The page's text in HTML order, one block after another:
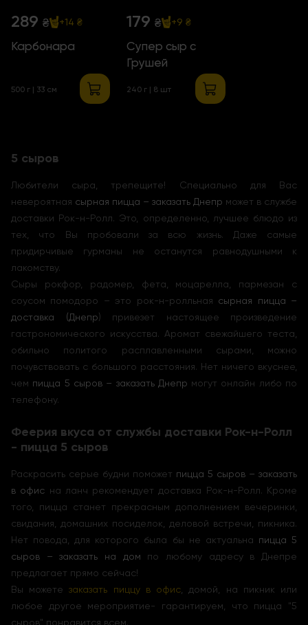
289 ₴ +14 ₴
Карбонара
500 г | 33 см
179 ₴ +9 ₴
Супер сыр с
Грушей
240 г | 8 шт
5 сыров
Любители сыра, трепещите! Специально для Вас
невероятная сырная пицца – заказать Днепр может в службе
доставки Рок-н-Ролл. Это, определенно, лучшее блюдо из
тех, что Вы пробовали за всю жизнь. Даже самые
придирчивые гурманы не останутся равнодушными к
лакомству.
Сыры рокфор, радомер, фета, моцарелла, пармезан с
соусом помодоро – это рок-н-ролльная сырная пицца –
доставка (Днепр) привезет настоящее произведение
гастрономического искусства. Аромат свежайшего теста,
обильно политого расплавленными сырами, можно
почувствовать с большого расстояния. Нет ничего вкуснее,
чем пицца 5 сыров – заказать Днепр могут онлайн либо по
телефону.
Феерия вкуса от службы доставки Рок-н-Ролл
- пицца 5 сыров
Раскрасить серые будни поможет пицца 5 сыров – заказать
в офис на ланч рекомендует доставка Рок-н-Ролл. Кроме
того, пицца станет прекрасным дополнением вечеринки,
свидания, домашних посиделок, деловой встречи, пикника.
Нет повода, для которого была бы не актуальна пицца 5
сыров – заказать на дом по любому адресу в Днепре
предлагает прямо сейчас!
Вы можетезаказать пиццу в офис, домой, на пикник или
любое другое мероприятие- гарантируем, что пицца "5
сыров" понравится всем.